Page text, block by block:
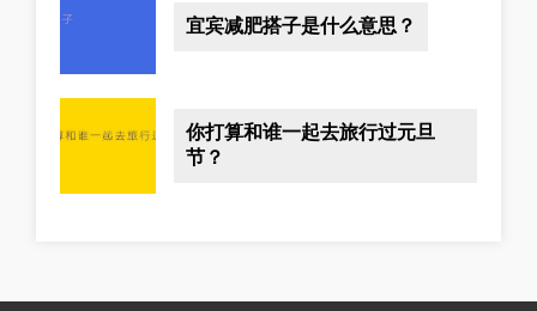
宜宾减肥搭子是什么意思？
你打算和谁一起去旅行过元旦
节？